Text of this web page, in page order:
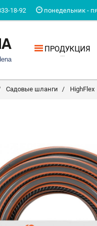
18-92 понедельник -
ПРОДУКЦИЯ
Садовые шланги HighFlex